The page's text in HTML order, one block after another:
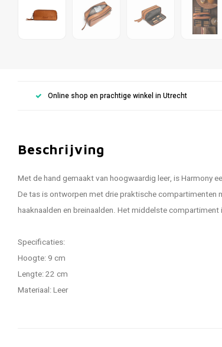
Online shop en prachtige winkel in Utrecht
Beschrijving
Met de hand gemaakt van hoogwaardig leer, is Harmony
De tas is ontworpen met drie praktische compartimenten
haaknaalden en breinaalden. Het middelste
Specificaties:
Hoogte: 9 cm
Lengte: 22 cm
Materiaal: Leer